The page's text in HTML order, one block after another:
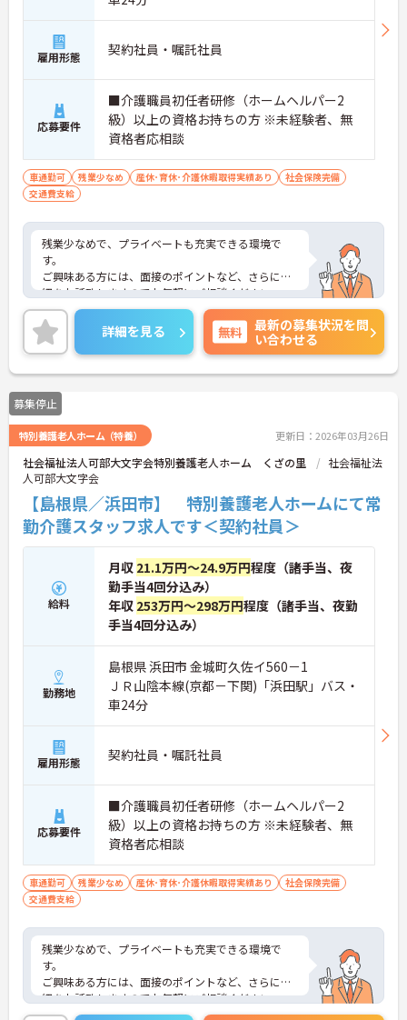
雇用形態 契約社員・嘱託社員
応募要件
■介護職員初任者研修（ホームヘルパー2
級）以上の資格お持ちの方 ※未経験者、無
資格者応相談
車通勤可 残業少なめ 産休･育休･介護休暇取得実績あり
社会保険完備
交通費支給
残業少なめで、プライベートも充実できる環境で
す。
ご興味ある方には、面接のポイントなど、さらに詳
細をお話致しますのでお気軽にご相談ください。
詳細を見る 無料
最新の募集状況を問
い合わせる
募集停止
特別養護老人ホーム（特養） 更新日：2026年03月26日
社会福祉法人可部大文字会特別養護老人ホーム くざの里
社会福祉法
人可部大文字会
【島根県／浜田市】 特別養護老人ホームにて常
勤介護スタッフ求人です＜契約社員＞
給料
月収 21.1万円～24.9万円程度（諸手当、夜
勤手当4回分込み）
年収 253万円～298万円程度（諸手当、夜勤
手当4回分込み）
勤務地
島根県 浜田市 金城町久佐イ560－1
ＪＲ山陰本線(京都－下関)「浜田駅」バス・
車24分
雇用形態 契約社員・嘱託社員
応募要件
■介護職員初任者研修（ホームヘルパー2
級）以上の資格お持ちの方 ※未経験者、無
資格者応相談
車通勤可 残業少なめ 産休･育休･介護休暇取得実績あり
社会保険完備
交通費支給
残業少なめで、プライベートも充実できる環境で
す。
ご興味ある方には、面接のポイントなど、さらに詳
細をお話致しますのでお気軽にご相談ください。